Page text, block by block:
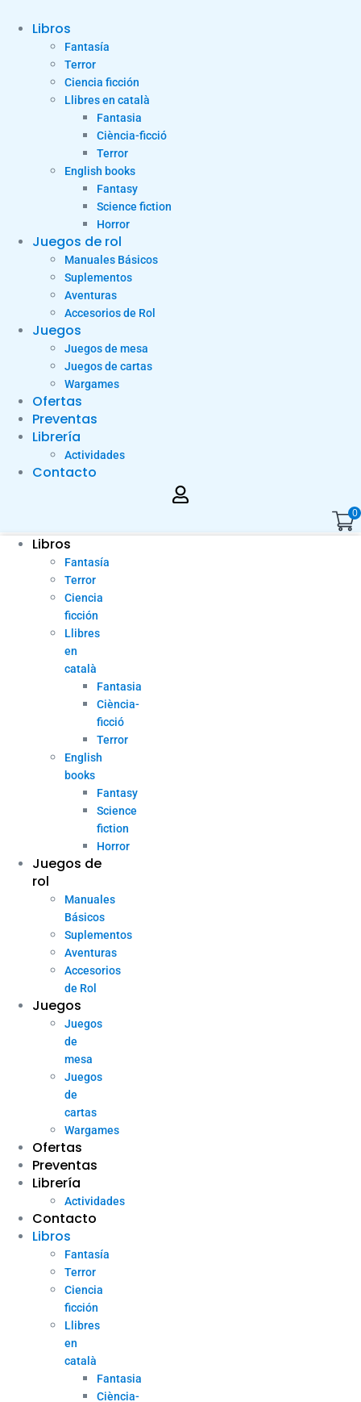
Libros
Fantasía
Terror
Ciencia ficción
Llibres en català
Fantasia
Ciència-ficció
Terror
English books
Fantasy
Science fiction
Horror
Juegos de rol
Manuales Básicos
Suplementos
Aventuras
Accesorios de Rol
Juegos
Juegos de mesa
Juegos de cartas
Wargames
Ofertas
Preventas
Librería
Actividades
Contacto
0
Libros
Fantasía
Terror
Ciencia
ficción
Llibres
en
català
Fantasia
Ciència-
ficció
Terror
English
books
Fantasy
Science
fiction
Horror
Juegos de
rol
Manuales
Básicos
Suplementos
Aventuras
Accesorios
de Rol
Juegos
Juegos
de
mesa
Juegos
de
cartas
Wargames
Ofertas
Preventas
Librería
Actividades
Contacto
Libros
Fantasía
Terror
Ciencia
ficción
Llibres
en
català
Fantasia
Ciència-